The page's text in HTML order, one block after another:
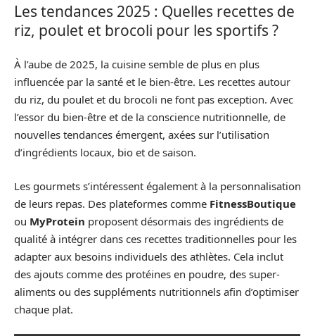
Les tendances 2025 : Quelles recettes de
riz, poulet et brocoli pour les sportifs ?
À l’aube de 2025, la cuisine semble de plus en plus
influencée par la santé et le bien-être. Les recettes autour
du riz, du poulet et du brocoli ne font pas exception. Avec
l’essor du bien-être et de la conscience nutritionnelle, de
nouvelles tendances émergent, axées sur l’utilisation
d’ingrédients locaux, bio et de saison.
Les gourmets s’intéressent également à la personnalisation
de leurs repas. Des plateformes comme FitnessBoutique
ou MyProtein proposent désormais des ingrédients de
qualité à intégrer dans ces recettes traditionnelles pour les
adapter aux besoins individuels des athlètes. Cela inclut
des ajouts comme des protéines en poudre, des super-
aliments ou des suppléments nutritionnels afin d’optimiser
chaque plat.